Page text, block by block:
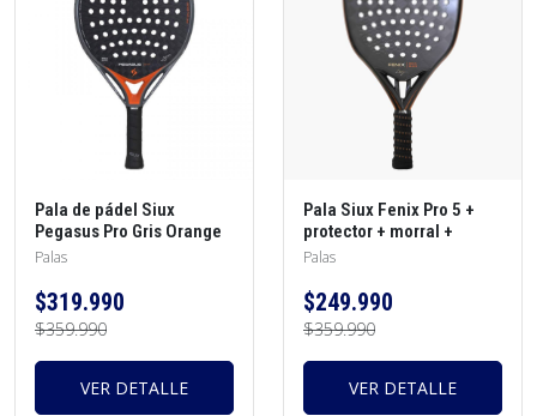
Pala de pádel Siux
Pegasus Pro Gris Orange
Alex Chozas 2026 +
Palas
$319.990
$359.990
VER DETALLE
Pala Siux Fenix Pro 5 +
protector + morral +
overgrip
Palas
$249.990
$359.990
VER DETALLE